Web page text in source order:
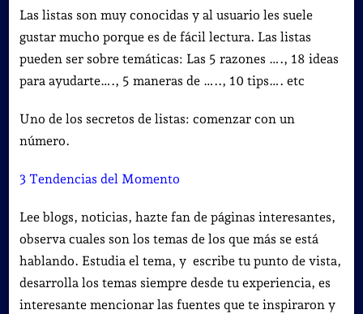
Las listas son muy conocidas y al usuario les suele
gustar mucho porque es de fácil lectura. Las listas
pueden ser sobre temáticas: Las 5 razones …., 18 ideas
para ayudarte…., 5 maneras de ….., 10 tips…. etc
Uno de los secretos de listas: comenzar con un
número.
3 Tendencias del Momento
Lee blogs, noticias, hazte fan de páginas interesantes,
observa cuales son los temas de los que más se está
hablando. Estudia el tema, y escribe tu punto de vista,
desarrolla los temas siempre desde tu experiencia, es
interesante mencionar las fuentes que te inspiraron y